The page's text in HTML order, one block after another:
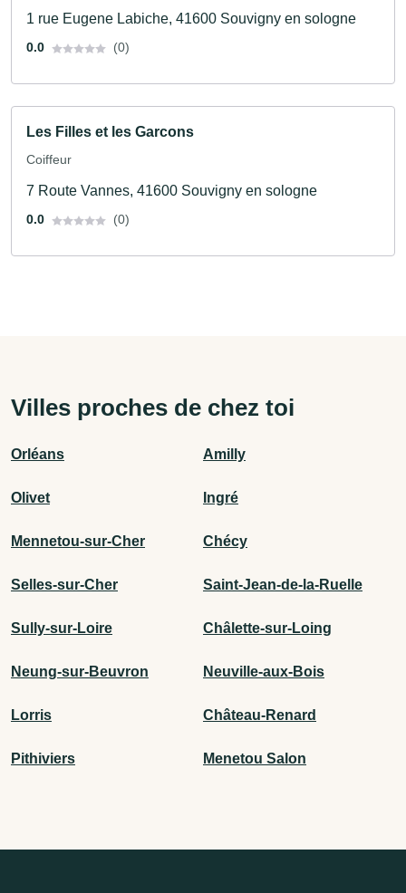
1 rue Eugene Labiche, 41600 Souvigny en sologne
0.0 (0)
Les Filles et les Garcons
Coiffeur
7 Route Vannes, 41600 Souvigny en sologne
0.0 (0)
Villes proches de chez toi
Orléans Amilly
Olivet Ingré
Mennetou-sur-Cher Chécy
Selles-sur-Cher Saint-Jean-de-la-Ruelle
Sully-sur-Loire Châlette-sur-Loing
Neung-sur-Beuvron Neuville-aux-Bois
Lorris Château-Renard
Pithiviers Menetou Salon